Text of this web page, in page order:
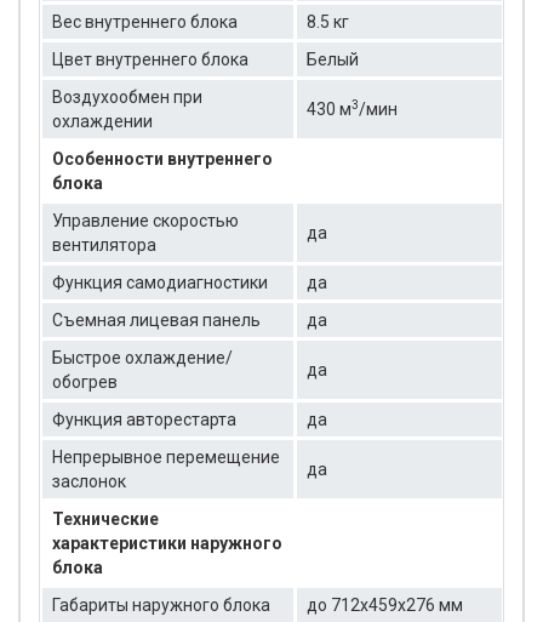
Вес внутреннего блока
8.5 кг
Цвет внутреннего блока
Белый
Воздухообмен при
охлаждении
430 м3/мин
Особенности внутреннего
блока
Управление скоростью
вентилятора
да
Функция самодиагностики
да
Съемная лицевая панель
да
Быстрое охлаждение/
обогрев
да
Функция авторестарта
да
Непрерывное перемещение
заслонок
да
Технические
характеристики наружного
блока
Габариты наружного блока
до 712x459x276 мм